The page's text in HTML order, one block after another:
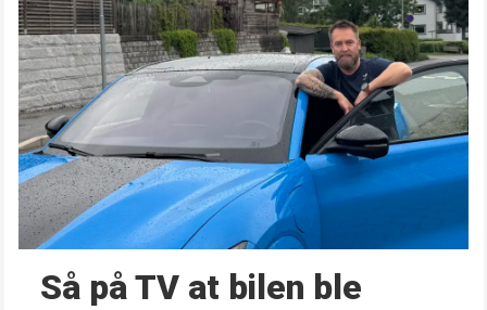
Så på TV at bilen ble